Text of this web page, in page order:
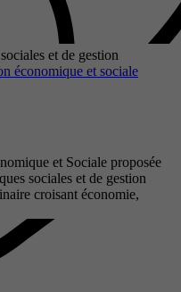
et de gestion
économique et sociale
et Sociale proposée
sociales et de gestion
croisant économie,